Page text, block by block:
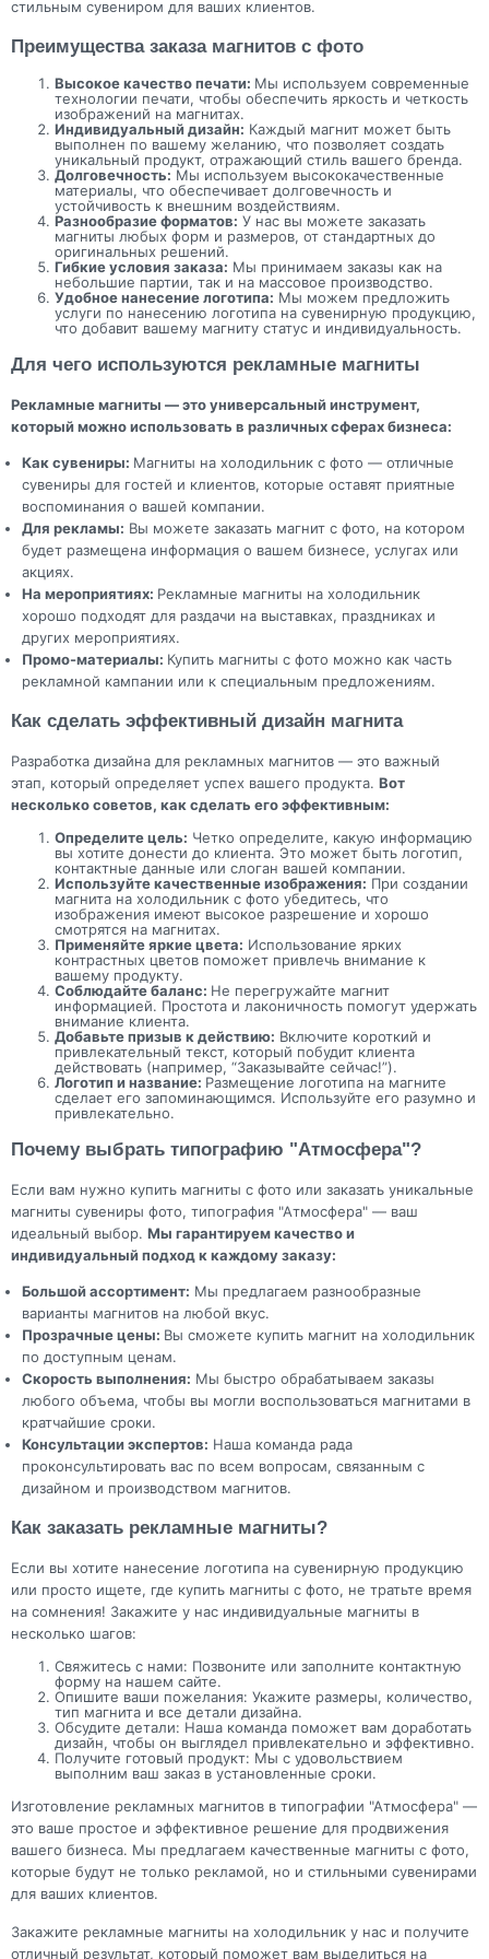
стильным сувениром для ваших клиентов.
Преимущества заказа магнитов с фото
Высокое качество печати: Мы используем современные
технологии печати, чтобы обеспечить яркость и четкость
изображений на магнитах.
Индивидуальный дизайн: Каждый магнит может быть
выполнен по вашему желанию, что позволяет создать
уникальный продукт, отражающий стиль вашего бренда.
Долговечность: Мы используем высококачественные
материалы, что обеспечивает долговечность и
устойчивость к внешним воздействиям.
Разнообразие форматов: У нас вы можете заказать
магниты любых форм и размеров, от стандартных до
оригинальных решений.
Гибкие условия заказа: Мы принимаем заказы как на
небольшие партии, так и на массовое производство.
Удобное нанесение логотипа: Мы можем предложить
услуги по нанесению логотипа на сувенирную продукцию,
что добавит вашему магниту статус и индивидуальность.
Для чего используются рекламные магниты
Рекламные магниты — это универсальный инструмент,
который можно использовать в различных сферах бизнеса:
Как сувениры: Магниты на холодильник с фото — отличные
сувениры для гостей и клиентов, которые оставят приятные
воспоминания о вашей компании.
Для рекламы: Вы можете заказать магнит с фото, на котором
будет размещена информация о вашем бизнесе, услугах или
акциях.
На мероприятиях: Рекламные магниты на холодильник
хорошо подходят для раздачи на выставках, праздниках и
других мероприятиях.
Промо-материалы: Купить магниты с фото можно как часть
рекламной кампании или к специальным предложениям.
Как сделать эффективный дизайн магнита
Разработка дизайна для рекламных магнитов — это важный
этап, который определяет успех вашего продукта. Вот
несколько советов, как сделать его эффективным:
Определите цель: Четко определите, какую информацию
вы хотите донести до клиента. Это может быть логотип,
контактные данные или слоган вашей компании.
Используйте качественные изображения: При создании
магнита на холодильник с фото убедитесь, что
изображения имеют высокое разрешение и хорошо
смотрятся на магнитах.
Применяйте яркие цвета: Использование ярких
контрастных цветов поможет привлечь внимание к
вашему продукту.
Соблюдайте баланс: Не перегружайте магнит
информацией. Простота и лаконичность помогут удержать
внимание клиента.
Добавьте призыв к действию: Включите короткий и
привлекательный текст, который побудит клиента
действовать (например, “Заказывайте сейчас!”).
Логотип и название: Размещение логотипа на магните
сделает его запоминающимся. Используйте его разумно и
привлекательно.
Почему выбрать типографию "Атмосфера"?
Если вам нужно купить магниты с фото или заказать уникальные
магниты сувениры фото, типография "Атмосфера" — ваш
идеальный выбор. Мы гарантируем качество и
индивидуальный подход к каждому заказу:
Большой ассортимент: Мы предлагаем разнообразные
варианты магнитов на любой вкус.
Прозрачные цены: Вы сможете купить магнит на холодильник
по доступным ценам.
Скорость выполнения: Мы быстро обрабатываем заказы
любого объема, чтобы вы могли воспользоваться магнитами в
кратчайшие сроки.
Консультации экспертов: Наша команда рада
проконсультировать вас по всем вопросам, связанным с
дизайном и производством магнитов.
Как заказать рекламные магниты?
Если вы хотите нанесение логотипа на сувенирную продукцию
или просто ищете, где купить магниты с фото, не тратьте время
на сомнения! Закажите у нас индивидуальные магниты в
несколько шагов:
Свяжитесь с нами: Позвоните или заполните контактную
форму на нашем сайте.
Опишите ваши пожелания: Укажите размеры, количество,
тип магнита и все детали дизайна.
Обсудите детали: Наша команда поможет вам доработать
дизайн, чтобы он выглядел привлекательно и эффективно.
Получите готовый продукт: Мы с удовольствием
выполним ваш заказ в установленные сроки.
Изготовление рекламных магнитов в типографии "Атмосфера" —
это ваше простое и эффективное решение для продвижения
вашего бизнеса. Мы предлагаем качественные магниты с фото,
которые будут не только рекламой, но и стильными сувенирами
для ваших клиентов.
Закажите рекламные магниты на холодильник у нас и получите
отличный результат, который поможет вам выделиться на